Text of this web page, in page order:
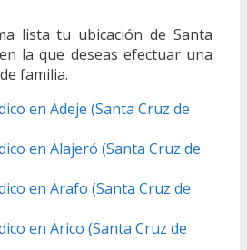
lista tu ubicación de Santa
la que deseas efectuar una
familia.
en Adeje (Santa Cruz de
en Alajeró (Santa Cruz de
en Arafo (Santa Cruz de
en Arico (Santa Cruz de